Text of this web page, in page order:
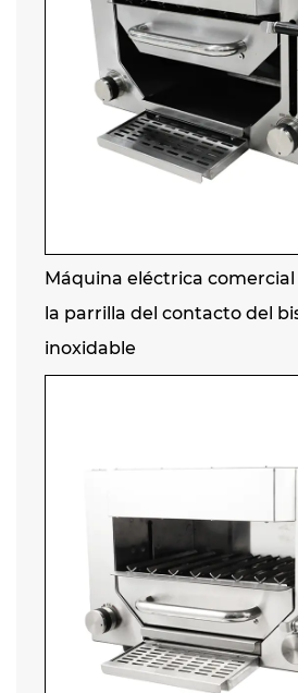
Máquina eléctrica comercial
la parrilla del contacto del
inoxidable